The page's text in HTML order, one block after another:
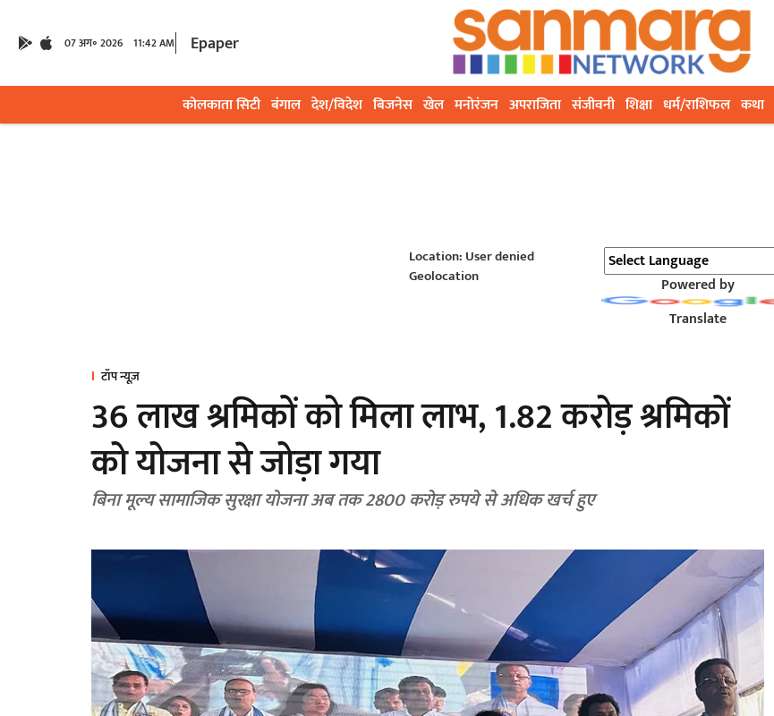
07 अग॰ 2026 11:42 AM Epaper
कोलकाता सिटी बंगाल देश/विदेश बिजनेस खेल मनोरंजन अपराजिता संजीवनी शिक्षा धर्म/राशिफल कथा
Location: User denied
Geolocation
Powered by
Translate
टॉप न्यूज़
36 लाख श्रमिकों को मिला लाभ, 1.82 करोड़ श्रमिकों
को योजना से जोड़ा गया
बिना मूल्य सामाजिक सुरक्षा योजना अब तक 2800 कराेड़ रुपये से अधिक खर्च हुए